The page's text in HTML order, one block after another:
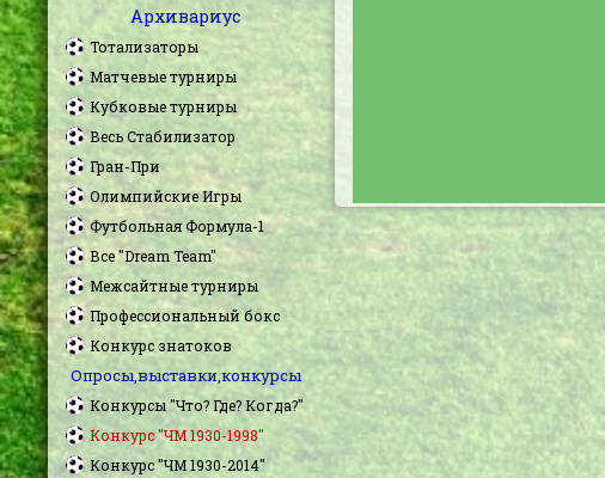
Архивариус
Тотализаторы
Матчевые турниры
Кубковые турниры
Весь Стабилизатор
Гран-При
Олимпийские Игры
Футбольная Формула-1
Все "Dream Team"
Межсайтные турниры
Профессиональный бокс
Конкурс знатоков
Опросы,выставки,конкурсы
Конкурсы "Что? Где? Когда?"
Конкурс "ЧМ 1930-1998"
Конкурс "ЧМ 1930-2014"